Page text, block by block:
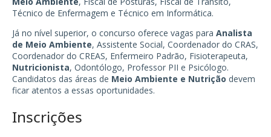
Técnico de Enfermagem e Técnico em Informática.
Já no nível superior, o concurso oferece vagas para Analista
de Meio Ambiente, Assistente Social, Coordenador do CRAS,
Coordenador do CREAS, Enfermeiro Padrão, Fisioterapeuta,
Nutricionista, Odontólogo, Professor PII e Psicólogo.
Candidatos das áreas de Meio Ambiente e Nutrição devem
ficar atentos a essas oportunidades.
Inscrições